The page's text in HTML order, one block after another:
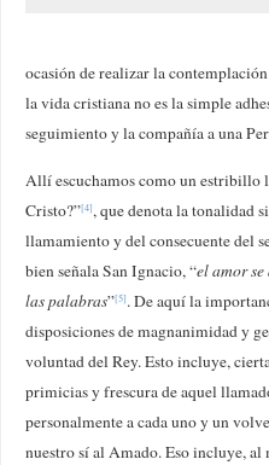
ocasión de realizar la
la vida cristiana no es la simple
seguimiento y la compañía a una
Allí escuchamos como un estribillo
Cristo?”[4], que denota la tonalidad
llamamiento y del consecuente del
bien señala San Ignacio, “el amor se
las palabras”[5]. De aquí la
disposiciones de magnanimidad y
voluntad del Rey. Esto incluye,
primicias y frescura de aquel
personalmente a cada uno y un
nuestro sí al Amado. Eso incluye, al